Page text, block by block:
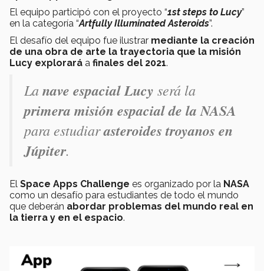
El equipo participó con el proyecto “1st steps to Lucy”
en la categoría “Artfully Illuminated Asteroids”.
El desafío del equipo fue ilustrar mediante la creación
de una obra de arte la trayectoria que la misión
Lucy explorará a finales del 2021.
Lanave espacial Lucy será la
primera misión espacial de la NASA
para estudiarasteroides troyanos en
Júpiter.
El Space Apps Challenge es organizado por la NASA
como un desafío para estudiantes de todo el mundo
que deberán abordar problemas del mundo real en
la tierra y en el espacio.